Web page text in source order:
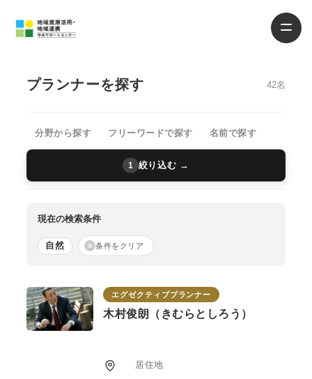
プランナーを探す 42名
分野から探す フリーワードで探す 名前で探す
1 絞り込む →
現在の検索条件
自然 × 条件をクリア
エグゼクティブプランナー
木村俊朗（きむらとしろう）
居住地